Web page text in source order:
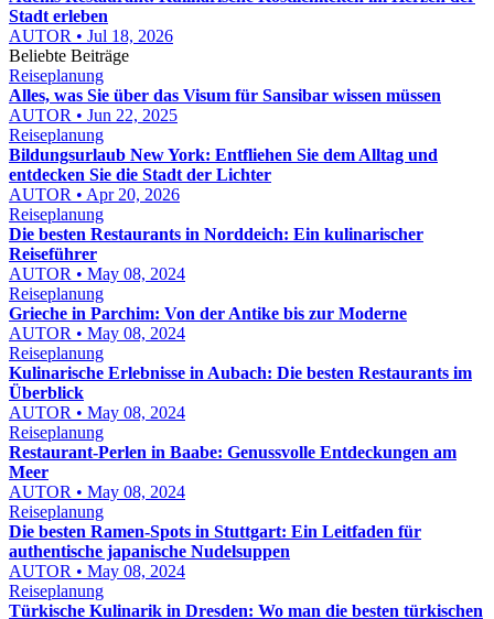
Stadt erleben
AUTOR • Jul 18, 2026
Beliebte Beiträge
Reiseplanung
Alles, was Sie über das Visum für Sansibar wissen müssen
AUTOR • Jun 22, 2025
Reiseplanung
Bildungsurlaub New York: Entfliehen Sie dem Alltag und
entdecken Sie die Stadt der Lichter
AUTOR • Apr 20, 2026
Reiseplanung
Die besten Restaurants in Norddeich: Ein kulinarischer
Reiseführer
AUTOR • May 08, 2024
Reiseplanung
Grieche in Parchim: Von der Antike bis zur Moderne
AUTOR • May 08, 2024
Reiseplanung
Kulinarische Erlebnisse in Aubach: Die besten Restaurants im
Überblick
AUTOR • May 08, 2024
Reiseplanung
Restaurant-Perlen in Baabe: Genussvolle Entdeckungen am
Meer
AUTOR • May 08, 2024
Reiseplanung
Die besten Ramen-Spots in Stuttgart: Ein Leitfaden für
authentische japanische Nudelsuppen
AUTOR • May 08, 2024
Reiseplanung
Türkische Kulinarik in Dresden: Wo man die besten türkischen